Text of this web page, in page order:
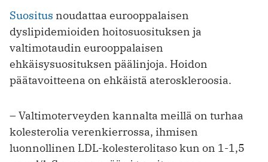
Suositus noudattaa eurooppalaisen
dyslipidemioiden hoitosuosituksen ja
valtimotaudin eurooppalaisen
ehkäisysuosituksen päälinjoja. Hoidon
päätavoitteena on ehkäistä ateroskleroosia.
– Valtimoterveyden kannalta meillä on turhaa
kolesterolia verenkierrossa, ihmisen
luonnollinen LDL-kolesterolitaso kun on 1-1,5